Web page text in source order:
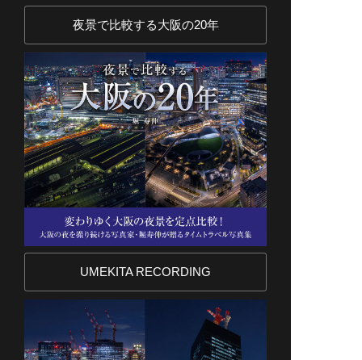
夜景で比較する大阪の20年
UMEKITA RECORDING